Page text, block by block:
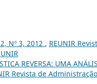
Nº 3, 2012 , REUNIR
REVERSA: UMA
Revista de